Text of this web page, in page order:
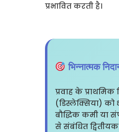
प्रभावित करती है।
भिन्नात्मक
प्रवाह के प्राथमिक
(डिस्लेक्सिया) को
बौद्धिक कमी या
से संबंधित